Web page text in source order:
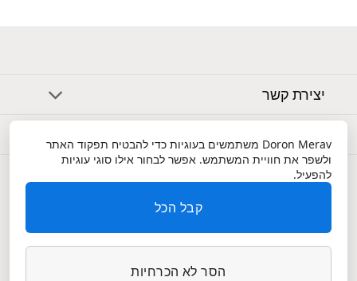
יצירת קשר
שירות לקוחות
Doron Merav משתמשים בעוגיות כדי להבטיח תפקוד האתר
ולשפר את חוויית המשתמש. אפשר לבחור אילו סוגי עוגיות
להפעיל.
קבל הכל
הסר לא הכרחיות